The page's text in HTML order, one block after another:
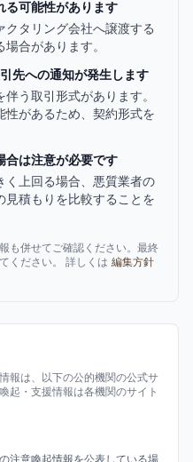
る可能性があります
クタリング会社へ譲渡する
合があります。
先への通知が発生します
う取引形式があります。
性があるため、契約形式を
合は注意が必要です
く上回る場合、悪質業者の
見積もりを比較することを
も併せてご確認ください。最終
ください。 詳しくは 編集方針
報は、以下の公的機関の公式サ
起・支援情報は各機関のサイト
注意喚起情報を公表している場